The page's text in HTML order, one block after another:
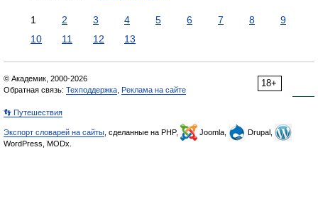
1 2 3 4 5 6 7 8
9
10
11 12 13
18+
© Академик, 2000-2026
Обратная связь: Техподдержка Реклама на сайте
👣 Путешествия
Экспорт словарей на сайты , сделанные на PHP, Joomla,
Drupal,
WordPress, MODx.